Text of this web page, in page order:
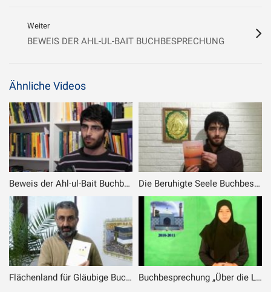
Weiter
BEWEIS DER AHL-UL-BAIT BUCHBESPRECHUNG
Ähnliche Videos
Beweis der Ahl-ul-Bait Buchbesprechung Die Beruhigte Seele Buchbesprechung
Flächenland für Gläubige Buchbesprechung Buchbesprechung „Über die Liebe“ von Ayatollah Ramezani